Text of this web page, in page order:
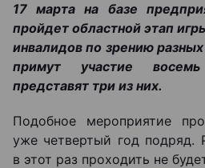
17 марта на базе
пройдет областной этап
инвалидов по зрению
примут участие
представят три из них.
Подобное мероприятие
уже четвертый год подряд.
в этот раз проходить не